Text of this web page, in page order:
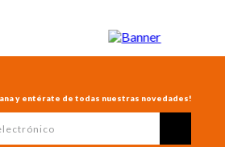
y entérate de todas nuestras novedades!